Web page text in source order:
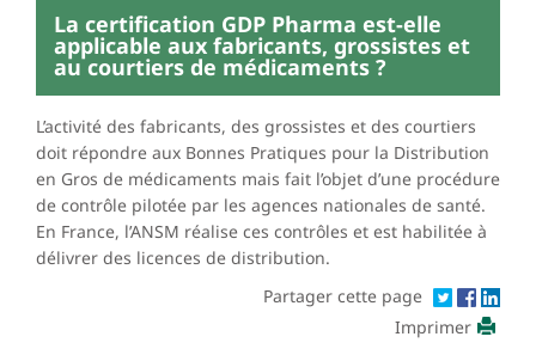
La certification GDP Pharma est-elle
applicable aux fabricants, grossistes et
au courtiers de médicaments ?
L’activité des fabricants, des grossistes et des courtiers
doit répondre aux Bonnes Pratiques pour la Distribution
en Gros de médicaments mais fait l’objet d’une procédure
de contrôle pilotée par les agences nationales de santé.
En France, l’ANSM réalise ces contrôles et est habilitée à
délivrer des licences de distribution.
Partager cette page
Imprimer